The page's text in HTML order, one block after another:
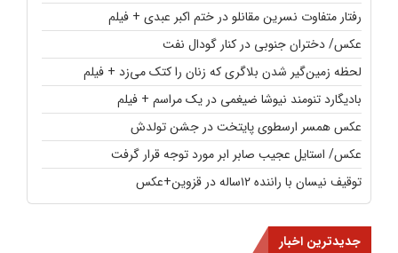
رفتار متفاوت نسرین مقانلو در ختم اکبر عبدی + فیلم
عکس/ دختران جنوبی در کنار گودال نفت
لحظه زمین‌گیر شدن بلاگری که زنان را کتک می‌زد + فیلم
بادیگارد تنومند نیوشا ضیغمی در یک مراسم + فیلم
عکس همسر ارسطوی پایتخت در جشن تولدش
عکس/ استایل عجیب صابر ابر مورد توجه قرار گرفت
توقیف نیسان با راننده ۱۲ساله در قزوین+عکس
جدیدترین اخبار